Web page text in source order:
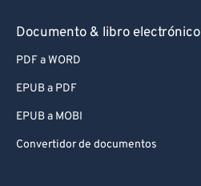
Documento & libro electrónico
PDF a WORD
EPUB a PDF
EPUB a MOBI
Convertidor de documentos